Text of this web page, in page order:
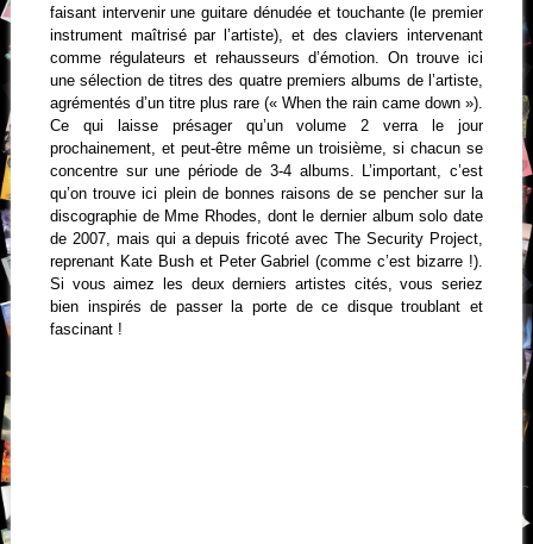
faisant intervenir une guitare dénudée et touchante (le premier
instrument maîtrisé par l’artiste), et des claviers intervenant
comme régulateurs et rehausseurs d’émotion. On trouve ici
une sélection de titres des quatre premiers albums de l’artiste,
agrémentés d’un titre plus rare (« When the rain came down »).
Ce qui laisse présager qu’un volume 2 verra le jour
prochainement, et peut-être même un troisième, si chacun se
concentre sur une période de 3-4 albums. L’important, c’est
qu’on trouve ici plein de bonnes raisons de se pencher sur la
discographie de Mme Rhodes, dont le dernier album solo date
de 2007, mais qui a depuis fricoté avec The Security Project,
reprenant Kate Bush et Peter Gabriel (comme c’est bizarre !).
Si vous aimez les deux derniers artistes cités, vous seriez
bien inspirés de passer la porte de ce disque troublant et
fascinant !